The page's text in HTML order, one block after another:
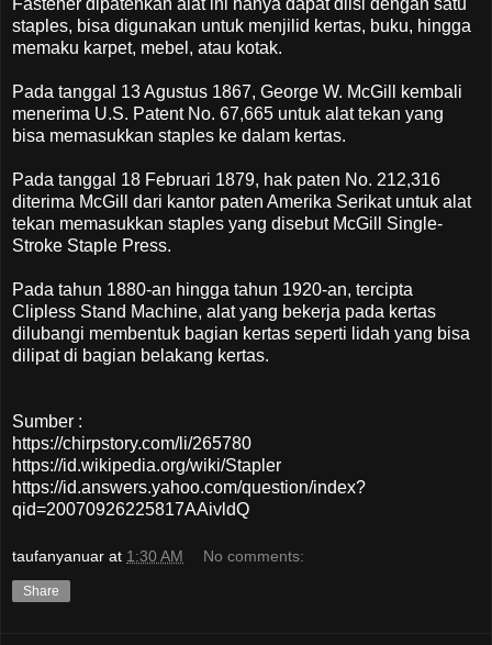
staples, bisa digunakan untuk menjilid kertas, buku, hingga
memaku karpet, mebel, atau kotak.
Pada tanggal 13 Agustus 1867, George W. McGill kembali
menerima U.S. Patent No. 67,665 untuk alat tekan yang
bisa memasukkan staples ke dalam kertas.
Pada tanggal 18 Februari 1879, hak paten No. 212,316
diterima McGill dari kantor paten Amerika Serikat untuk alat
tekan memasukkan staples yang disebut McGill Single-
Stroke Staple Press.
Pada tahun 1880-an hingga tahun 1920-an, tercipta
Clipless Stand Machine, alat yang bekerja pada kertas
dilubangi membentuk bagian kertas seperti lidah yang bisa
dilipat di bagian belakang kertas.
Sumber :
https://chirpstory.com/li/265780
https://id.wikipedia.org/wiki/Stapler
https://id.answers.yahoo.com/question/index?
qid=20070926225817AAivldQ
taufanyanuar at 1:30 AM No comments:
Share